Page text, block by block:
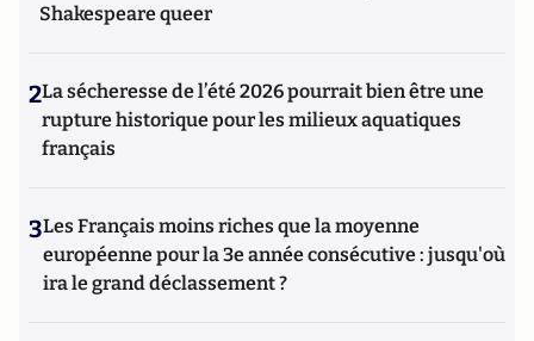
Shakespeare queer
2La sécheresse de l’été 2026 pourrait bien être une
rupture historique pour les milieux aquatiques
français
3Les Français moins riches que la moyenne
européenne pour la 3e année consécutive : jusqu'où
ira le grand déclassement ?